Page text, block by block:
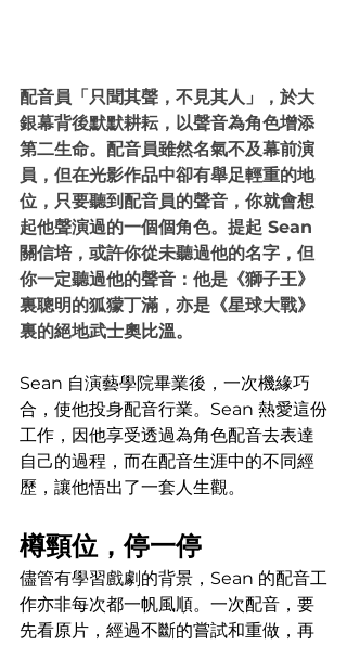
配音員「只聞其聲，不見其人」，於大
銀幕背後默默耕耘，以聲音為角色增添
第二生命。配音員雖然名氣不及幕前演
員，但在光影作品中卻有舉足輕重的地
位，只要聽到配音員的聲音，你就會想
起他聲演過的一個個角色。提起 Sean
關信培，或許你從未聽過他的名字，但
你一定聽過他的聲音：他是《獅子王》
裏聰明的狐獴丁滿，亦是《星球大戰》
裏的絕地武士奧比溫。
Sean 自演藝學院畢業後，一次機緣巧
合，使他投身配音行業。Sean 熱愛這份
工作，因他享受透過為角色配音去表達
自己的過程，而在配音生涯中的不同經
歷，讓他悟出了一套人生觀。
樽頸位，停一停
儘管有學習戲劇的背景，Sean 的配音工
作亦非每次都一帆風順。一次配音，要
先看原片，經過不斷的嘗試和重做，再